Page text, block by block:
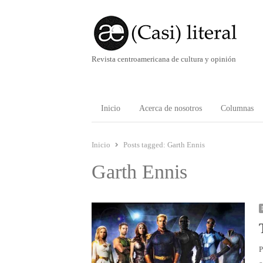
Revista centroamericana de cultura y opinión
Inicio Acerca de nosotros Columnas
Inicio Posts tagged: Garth Ennis
Garth Ennis